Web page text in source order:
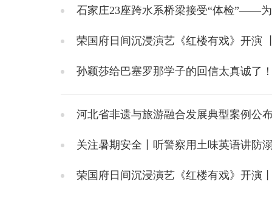
石家庄23座跨水系桥梁接受“体检”——
荣国府日间沉浸演艺《红楼有戏》开演
孙颖莎给巴塞罗那学子的回信太真诚了
河北省非遗与旅游融合发展典型案例公
关注暑期安全丨听警察用土味英语讲防
荣国府日间沉浸演艺《红楼有戏》开演